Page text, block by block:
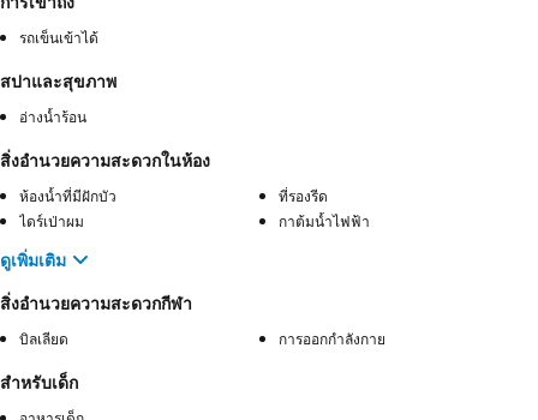
รถเข็นเข้าได้
สปาและสุขภาพ
อ่างน้ำร้อน
สิ่งอำนวยความสะดวกในห้อง
ห้องน้ำที่มีฝักบัว
ที่รองรีด
ไดร์เป่าผม
กาต้มน้ำไฟฟ้า
ดูเพิ่มเติม
สิ่งอำนวยความสะดวกกีฬา
บิลเลียด การออกกำลังกาย
สำหรับเด็ก